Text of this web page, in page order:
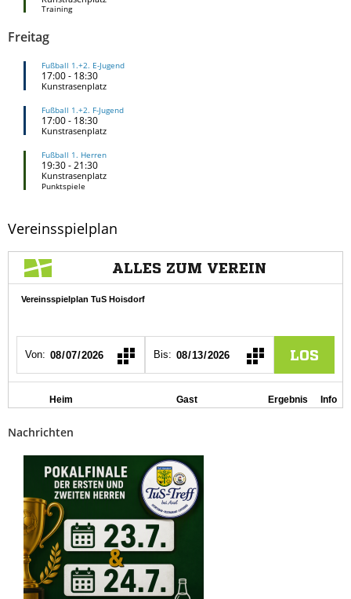
Training
Freitag
Fußball 1.+2. E-Jugend
17:00- 18:30
Kunstrasenplatz
Fußball 1.+2. F-Jugend
17:00- 18:30
Kunstrasenplatz
Fußball 1. Herren
19:30-21:30
Kunstrasenplatz
Punktspiele
Vereinsspielplan
Nachrichten